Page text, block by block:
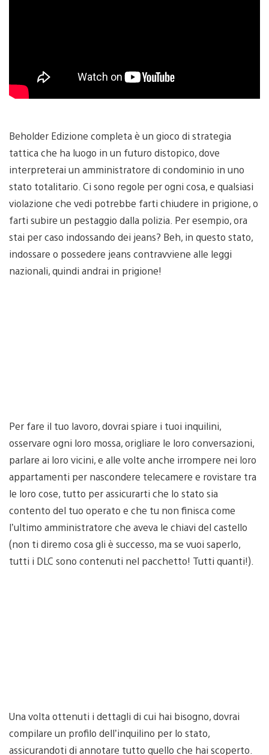
Beholder Edizione completa è un gioco di strategia
tattica che ha luogo in un futuro distopico, dove
interpreterai un amministratore di condominio in uno
stato totalitario. Ci sono regole per ogni cosa, e qualsiasi
violazione che vedi potrebbe farti chiudere in prigione, o
farti subire un pestaggio dalla polizia. Per esempio, ora
stai per caso indossando dei jeans? Beh, in questo stato,
indossare o possedere jeans contravviene alle leggi
nazionali, quindi andrai in prigione!
Per fare il tuo lavoro, dovrai spiare i tuoi inquilini,
osservare ogni loro mossa, origliare le loro conversazioni,
parlare ai loro vicini, e alle volte anche irrompere nei loro
appartamenti per nascondere telecamere e rovistare tra
le loro cose, tutto per assicurarti che lo stato sia
contento del tuo operato e che tu non finisca come
l’ultimo amministratore che aveva le chiavi del castello
(non ti diremo cosa gli è successo, ma se vuoi saperlo,
tutti i DLC sono contenuti nel pacchetto! Tutti quanti!).
Una volta ottenuti i dettagli di cui hai bisogno, dovrai
compilare un profilo dell’inquilino per lo stato,
assicurandoti di annotare tutto quello che hai scoperto.